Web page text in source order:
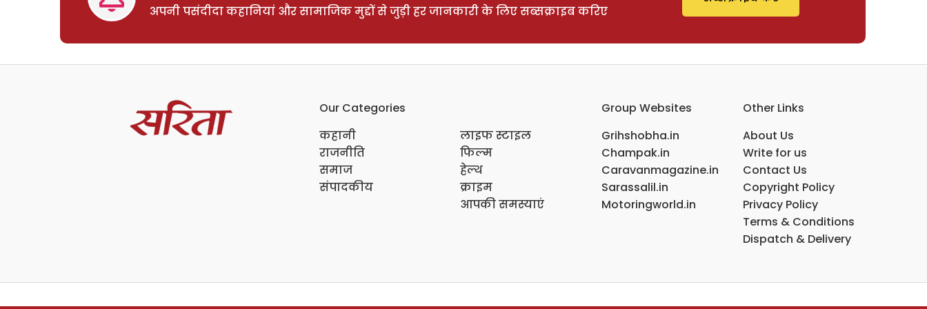
अपनी पसंदीदा कहानियां और सामाजिक मुद्दों से जुड़ी हर जानकारी के लिए सब्सक्राइब करिए
Our Categories
कहानी
राजनीति
समाज
संपादकीय
लाइफ स्टाइल
फिल्म
हेल्थ
क्राइम
आपकी समस्याएं
Group Websites
Grihshobha.in
Champak.in
Caravanmagazine.in
Sarassalil.in
Motoringworld.in
Other Links
About Us
Write for us
Contact Us
Copyright Policy
Privacy Policy
Terms & Conditions
Dispatch & Delivery